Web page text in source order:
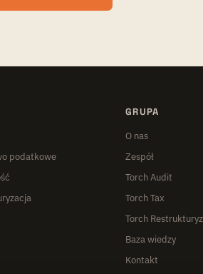
podatkowe
GRUPA
O nas
Zespół
Torch Audit
Torch Tax
Torch
Baza wiedzy
Kontakt